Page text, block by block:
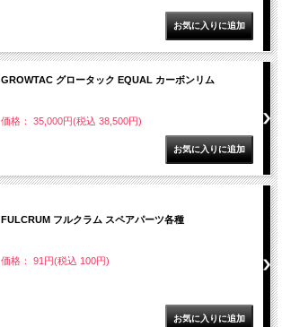
GROWTAC グロータック EQUAL カーボンリム
価格： 35,000円(税込 38,500円)
FULCRUM フルクラム スペアパーツ各種
価格： 91円(税込 100円)